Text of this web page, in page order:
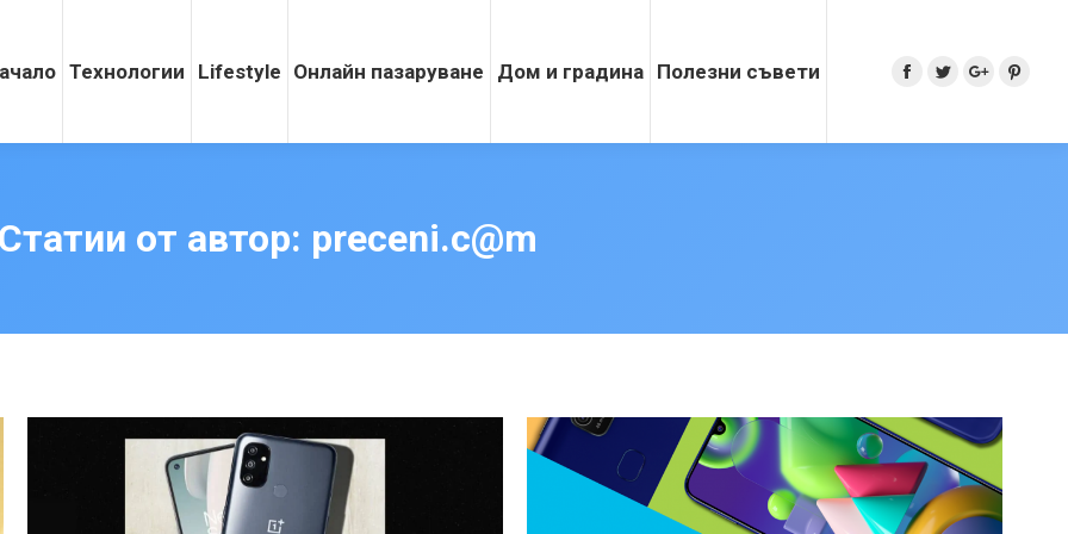
Технологии Lifestyle Онлайн пазаруване Дом и градина Полезни съвети Search:Facebook
TwitterGoogle+
от автор: preceni.c@m